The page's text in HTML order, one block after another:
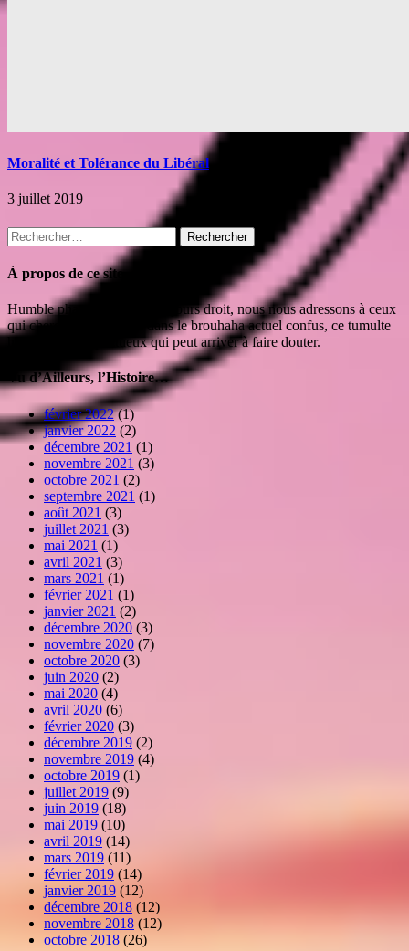
Moralité et Tolérance du Libéral
3 juillet 2019
Rechercher :
À propos de ce site
Humble phare isolé mais toujours droit, nous nous adressons à ceux
qui cherchent leur route dans le brouhaha actuel confus, ce tumulte
haineux et irrespectueux qui peut arriver à faire douter.
Vu d’Ailleurs, l’Histoire…
février 2022(1)
janvier 2022 (2)
décembre 2021 (1)
novembre 2021 (3)
octobre 2021 (2)
septembre 2021 (1)
août 2021 (3)
juillet 2021 (3)
mai 2021 (1)
avril 2021 (3)
mars 2021 (1)
février 2021 (1)
janvier 2021 (2)
décembre 2020 (3)
novembre 2020 (7)
octobre 2020 (3)
juin 2020 (2)
mai 2020 (4)
avril 2020 (6)
février 2020 (3)
décembre 2019 (2)
novembre 2019 (4)
octobre 2019 (1)
juillet 2019 (9)
juin 2019 (18)
mai 2019 (10)
avril 2019 (14)
mars 2019 (11)
février 2019 (14)
janvier 2019 (12)
décembre 2018 (12)
novembre 2018 (12)
octobre 2018 (26)